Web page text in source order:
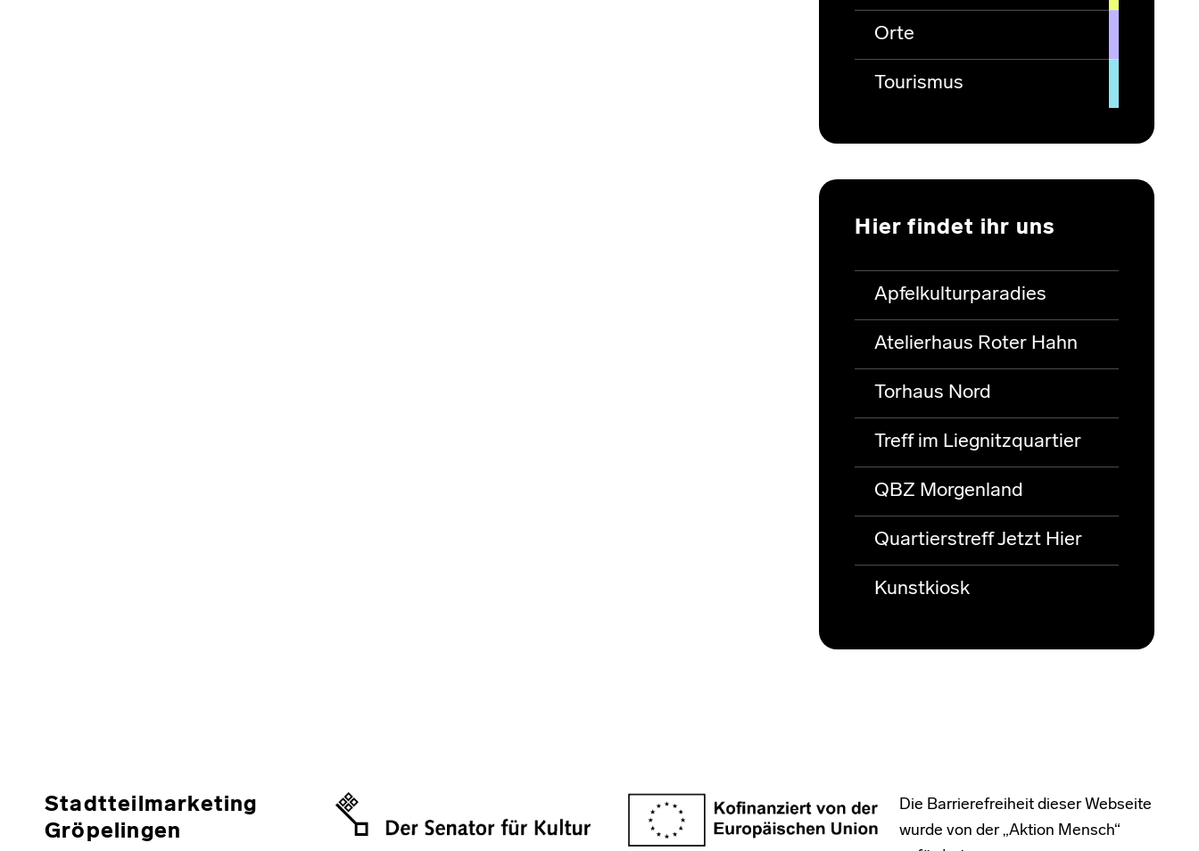
Orte
Tourismus
Hier findet ihr uns
Apfelkulturparadies
Atelierhaus Roter Hahn
Torhaus Nord
Treff im Liegnitzquartier
QBZ Morgenland
Quartierstreff Jetzt Hier
Kunstkiosk
Stadtteilmarketing
Gröpelingen
Die Barrierefreiheit dieser Webseite
wurde von der „Aktion Mensch“